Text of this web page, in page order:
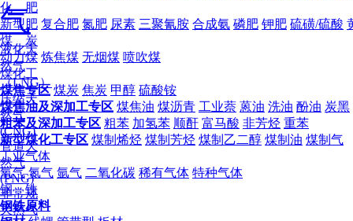
化 肥
新型肥 复合肥 氮肥 尿素 三聚氰胺 合成氨 磷肥 钾肥 硫磺/硫酸
煤 炭
动力煤 炼焦煤 无烟煤 喷吹煤
煤化工
煤焦专区 煤炭 焦炭 甲醇 硫酸铵
煤焦油及深加工专区 煤焦油 煤沥青 工业萘 蒽油 洗油 酚油 炭黑
粗苯及深加工专区 粗苯 加氢苯 顺酐 富马酸 非芳烃 重苯
新型煤化工专区 煤制烯烃 煤制芳烃 煤制乙二醇 煤制油 煤制气
工业气体
氧气 氮气 氩气 二氧化碳 稀有气体 特种气体
钢 铁
钢铁原料
气
液化天
然气
（LNG）
压缩天
然气
(CNG)
管道天
然气
(PNG)
非常规
天然气